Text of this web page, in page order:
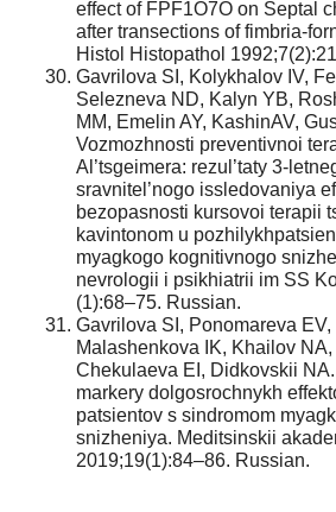
effect of FPF1O7O on Septal
after transections of fimbria-
Histol Histopathol
Gavrilova SI, Kolykhalov IV,
Selezneva ND, Kalyn YB,
MM, Emelin AY, KashinAV,
Vozmozhnosti preventivnoi
Al’tsgeimera: rezul’taty 3-
sravnitel’nogo issledovaniya
bezopasnosti kursovoi terapii
kavintonom u
myagkogo kognitivnogo
nevrologii i psikhiatrii im SS
(1):68–75. Russian.
Gavrilova SI, Ponomareva
Malashenkova IK, Khailov NA,
Chekulaeva EI, Didkovskii
markery dolgosrochnykh
patsientov s sindromom
snizheniya. Meditsinskii
2019;19(1):84–86. Russian.